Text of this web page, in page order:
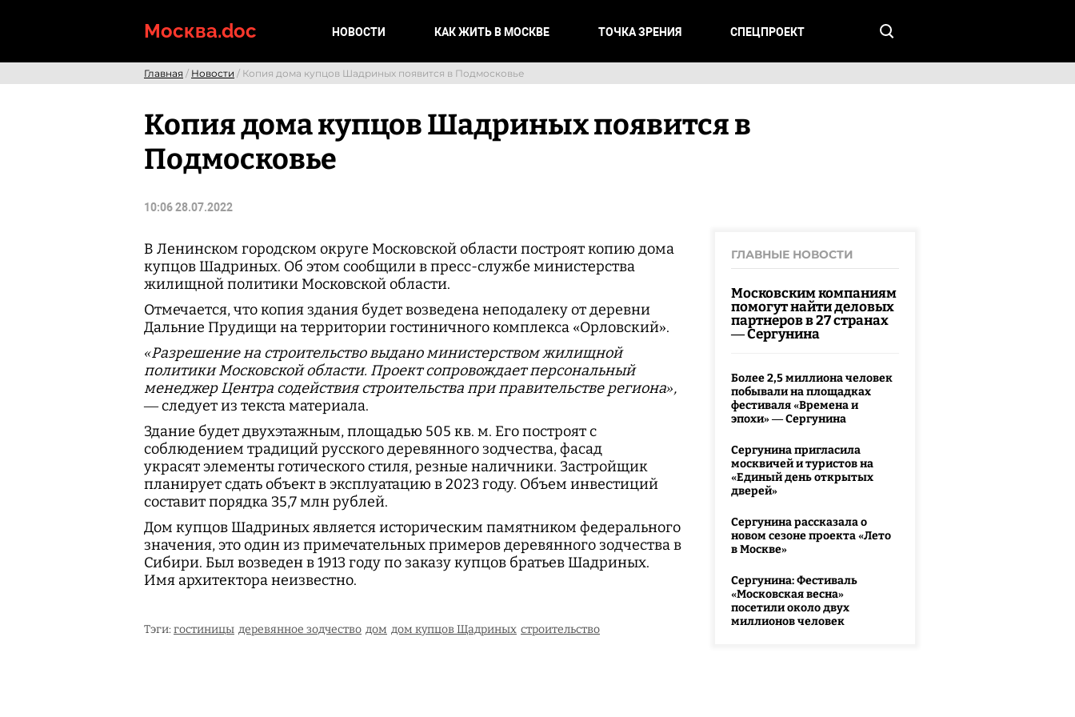
Москва.doc НОВОСТИ КАК ЖИТЬ В МОСКВЕ ТОЧКА ЗРЕНИЯ СПЕЦПРОЕКТ
Главная / Новости / Копия дома купцов Шадриных появится в Подмосковье
Копия дома купцов Шадриных появится в
Подмосковье
10:06 28.07.2022
В Ленинском городском округе Московской области построят копию дома
купцов Шадриных. Об этом сообщили в пресс-службе министерства
жилищной политики Московской области.
Отмечается, что копия здания будет возведена неподалеку от деревни
Дальние Прудищи на территории гостиничного комплекса «Орловский».
«Разрешение на строительство выдано министерством жилищной
политики Московской области. Проект сопровождает персональный
менеджер Центра содействия строительства при правительстве региона»,
— следует из текста материала.
Здание будет двухэтажным, площадью 505 кв. м. Его построят с
соблюдением традиций русского деревянного зодчества, фасад
украсят элементы готического стиля, резные наличники. Застройщик
планирует сдать объект в эксплуатацию в 2023 году. Объем инвестиций
составит порядка 35,7 млн рублей.
Дом купцов Шадриных является историческим памятником федерального
значения, это один из примечательных примеров деревянного зодчества в
Сибири. Был возведен в 1913 году по заказу купцов братьев Шадриных.
Имя архитектора неизвестно.
Тэги: гостиницы деревянное зодчество дом дом купцов Щадриных строительство
ГЛАВНЫЕ НОВОСТИ
Московским компаниям
помогут найти деловых
партнеров в 27 странах
— Сергунина
Более 2,5 миллиона человек
побывали на площадках
фестиваля «Времена и
эпохи» — Сергунина
Сергунина пригласила
москвичей и туристов на
«Единый день открытых
дверей»
Сергунина рассказала о
новом сезоне проекта «Лето
в Москве»
Сергунина: Фестиваль
«Московская весна»
посетили около двух
миллионов человек